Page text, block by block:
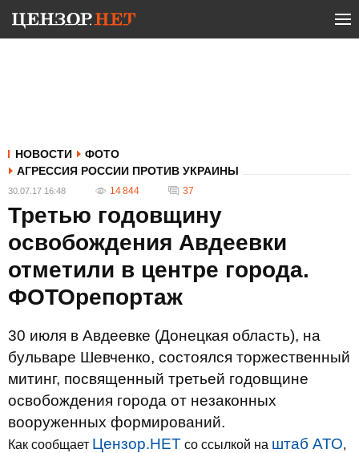
НОВОСТИ
ФОТО
АГРЕССИЯ РОССИИ ПРОТИВ УКРАИНЫ
30.07.17 16:48 14 844 37
Третью годовщину
освобождения Авдеевки
отметили в центре города.
ФОТОрепортаж
30 июля в Авдеевке (Донецкая область), на
бульваре Шевченко, состоялся торжественный
митинг, посвященный третьей годовщине
освобождения города от незаконных
вооруженных формирований.
Как сообщает Цензор.НЕТ со ссылкой на штаб АТО,